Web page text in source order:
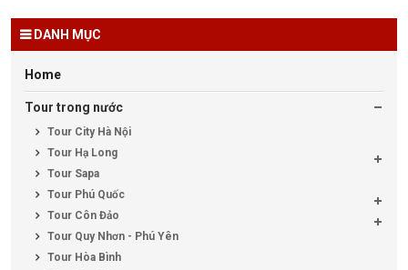
DANH MỤC
Home
Tour trong nước
Tour City Hà Nội
Tour Hạ Long
Tour Sapa
Tour Phú Quốc
Tour Côn Đảo
Tour Quy Nhơn - Phú Yên
Tour Hòa Bình